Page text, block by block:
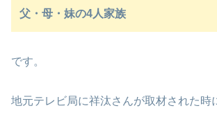
父・母・妹の4人家族
です。
地元テレビ局に祥汰さんが取材された時